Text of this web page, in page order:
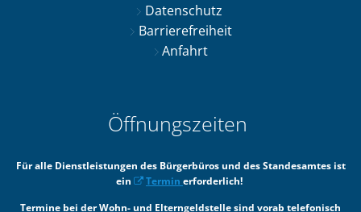
Datenschutz
Barrierefreiheit
Anfahrt
Öffnungszeiten
Für alle Dienstleistungen des Bürgerbüros und des Standesamtes ist
ein
Termin erforderlich!
Termine bei der Wohn- und Elterngeldstelle sind vorab telefonisch